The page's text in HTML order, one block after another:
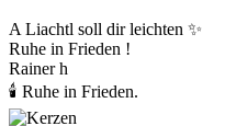
A Liachtl soll dir leichten ✨️
Ruhe in Frieden !
Rainer h
🕯 Ruhe in Frieden.